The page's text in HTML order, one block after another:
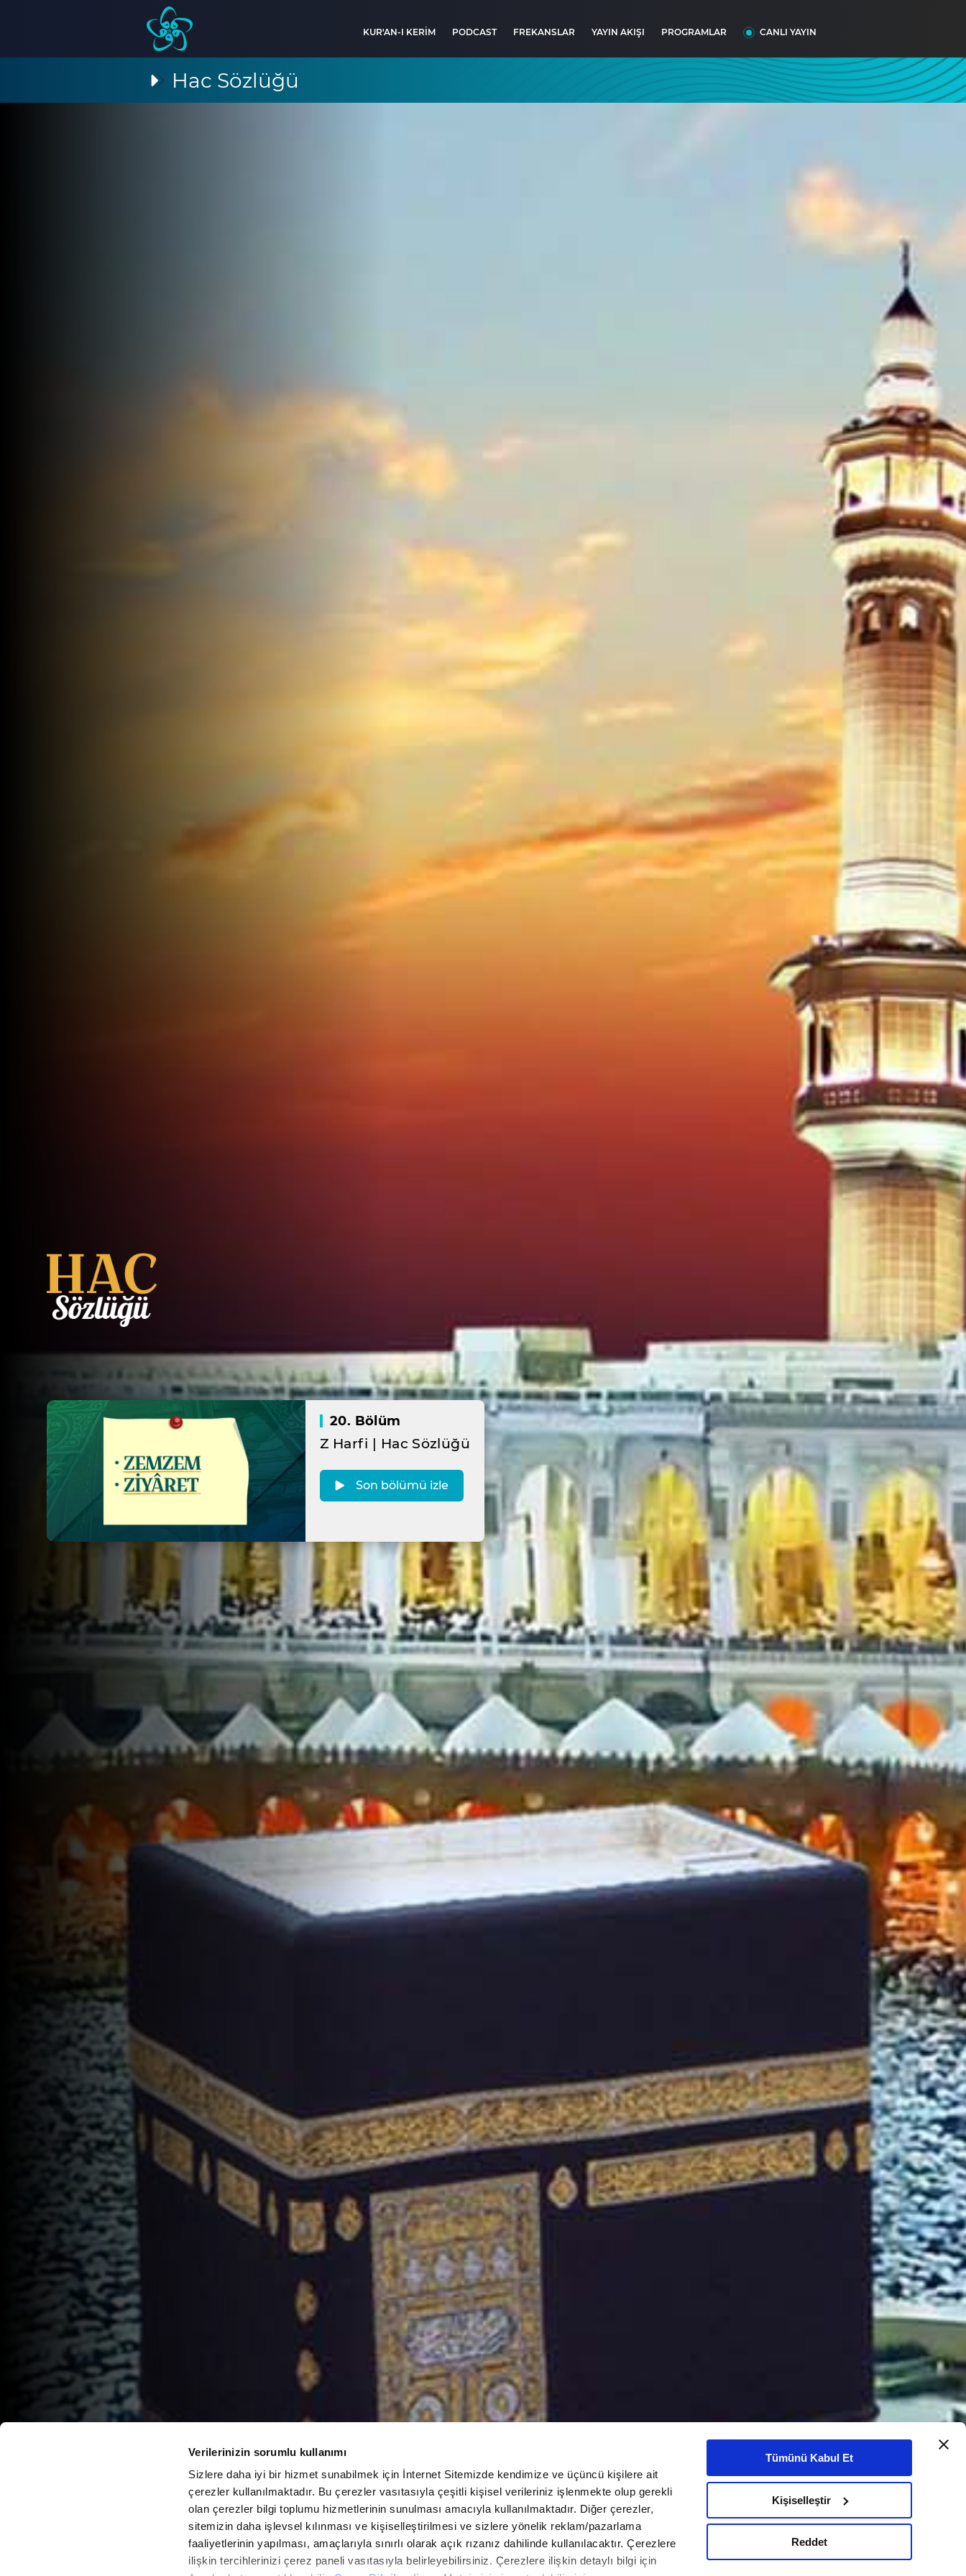
Verilerinizin sorumlu kullanımı
Sizlere daha iyi bir hizmet sunabilmek için İnternet Sitemizde kendimize ve üçüncü kişilere ait
çerezler kullanılmaktadır. Bu çerezler vasıtasıyla çeşitli kişisel verileriniz işlenmekte olup gerekli
olan çerezler bilgi toplumu hizmetlerinin sunulması amacıyla kullanılmaktadır. Diğer çerezler,
sitemizin daha işlevsel kılınması ve kişiselleştirilmesi ve sizlere yönelik reklam/pazarlama
faaliyetlerinin yapılması, amaçlarıyla sınırlı olarak açık rızanız dahilinde kullanılacaktır. Çerezlere
ilişkin tercihlerinizi çerez paneli vasıtasıyla belirleyebilirsiniz. Çerezlere ilişkin detaylı bilgi için
Tümünü Kabul Et
Kişiselleştir
Reddet
KUR'AN-I KERİM PODCAST FREKANSLAR YAYIN AKIŞI PROGRAMLAR CANLI YAYIN
Hac Sözlüğü
20. Bölüm
Z Harfi | Hac Sözlüğü
Son bölümü izle